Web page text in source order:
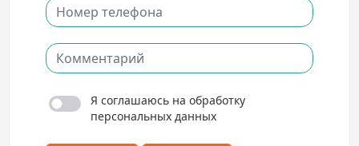
Я соглашаюсь на обработку
персональных данных